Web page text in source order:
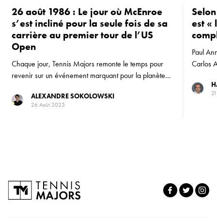
26 août 1986 : Le jour où McEnroe
s’est incliné pour la seule fois de sa
carrière au premier tour de l’US
Open
Chaque jour, Tennis Majors remonte le temps pour
revenir sur un événement marquant pour la planète
d’entrée à l’US Open pour la première et unique fois
ALEXANDRE SOKOLOWSKI
26 Août 2025
est «
Paul
Carlos